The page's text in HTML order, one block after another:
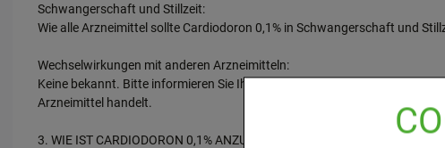
Schwangerschaft und Stillzeit:
Wie alle Arzneimittel sollte Cardiodoron 0,1% in Schwangerschaft und
Wechselwirkungen mit anderen Arzneimitteln:
Keine bekannt. Bitte informieren Sie Ihren Arzt oder Apotheker, wenn
Arzneimittel handelt.
3. WIE IST CARDIODORON 0,1% ANZUWENDEN?